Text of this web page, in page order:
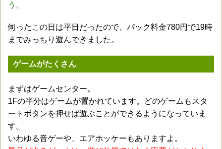
う。
伺ったこの日は平日だったので、パック料金780円で19時
までみっちり遊んできました。
ゲームがたくさん
まずはゲームセンター。
1Fの半分はゲームが置かれています。どのゲームもスタ
ートボタンを押せば遊ぶことができるようになっていま
す。
いわゆる音ゲーや、エアホッケーもありますよ。